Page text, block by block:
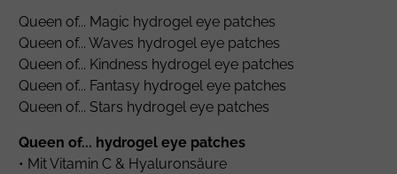
Queen of... Magic hydrogel eye patches
Queen of... Waves hydrogel eye patches
Queen of... Kindness hydrogel eye patches
Queen of... Fantasy hydrogel eye patches
Queen of... Stars hydrogel eye patches
Queen of... hydrogel eye patches
• Mit Vitamin C & Hyaluronsäure